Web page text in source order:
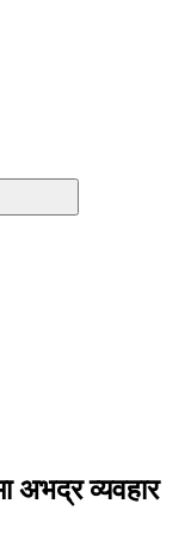
अभद्र व्यवहार